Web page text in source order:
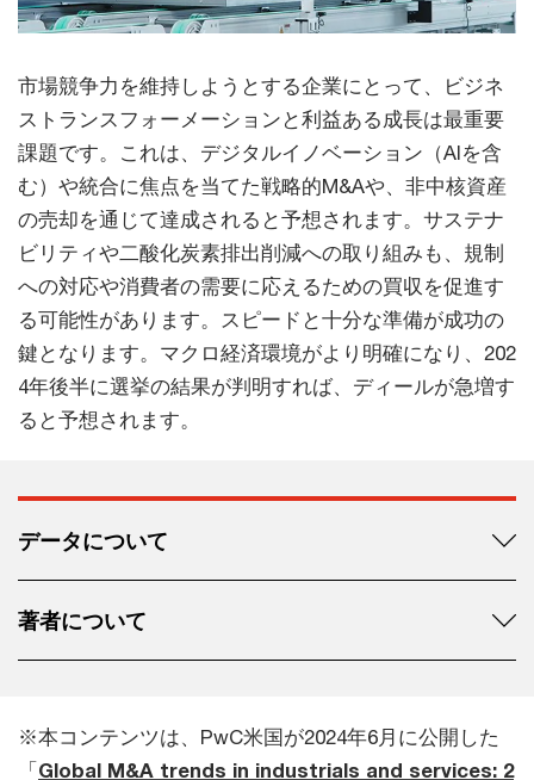
市場競争力を維持しようとする企業にとって、ビジネ
ストランスフォーメーションと利益ある成長は最重要
課題です。これは、デジタルイノベーション（AIを含
む）や統合に焦点を当てた戦略的M&Aや、非中核資産
の売却を通じて達成されると予想されます。サステナ
ビリティや二酸化炭素排出削減への取り組みも、規制
への対応や消費者の需要に応えるための買収を促進す
る可能性があります。スピードと十分な準備が成功の
鍵となります。マクロ経済環境がより明確になり、202
4年後半に選挙の結果が判明すれば、ディールが急増す
ると予想されます。
データについて
著者について
※本コンテンツは、PwC米国が2024年6月に公開した
「 Global M&A trends in industrials and services: 2